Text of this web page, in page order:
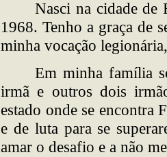
Nasci na cidade de
1968. Tenho a graça de
minha vocação
Em minha família
irmã e outros dois
estado onde se encontra
e de luta para se
amar o desafio e a não